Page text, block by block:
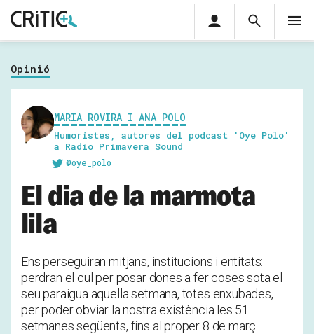
Cerca
Cerca
privada
Inicia sessió
Opinió
MARIA ROVIRA I ANA POLO
Humoristes, autores del podcast 'Oye Polo'
a Radio Primavera Sound
@oye_polo
El dia de la marmota
lila
Ens perseguiran mitjans, institucions i entitats:
perdran el cul per posar dones a fer coses sota el
seu paraigua aquella setmana, totes enxubades,
per poder obviar la nostra existència les 51
setmanes següents, fins al proper 8 de març